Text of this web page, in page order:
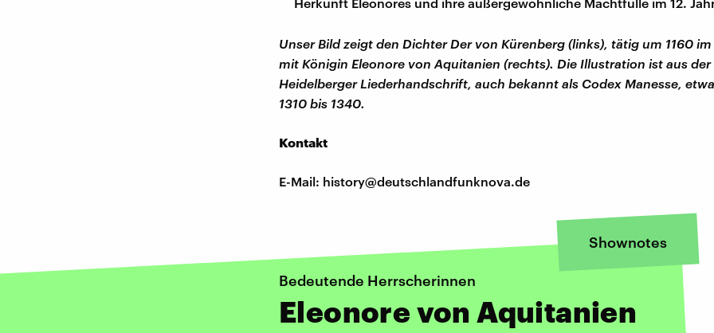
Unser Bild zeigt den Dichter Der von Kürenberg (links), tätig um 1160
mit Königin Eleonore von Aquitanien (rechts). Die Illustration ist aus der
Heidelberger Liederhandschrift, auch bekannt als Codex Manesse,
1310 bis 1340.
Kontakt
E-Mail: history@deutschlandfunknova.de
Shownotes
Bedeutende Herrscherinnen
Eleonore von Aquitanien